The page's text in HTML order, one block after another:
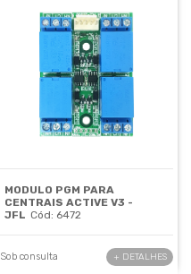
MODULO PGM PARA
CENTRAIS ACTIVE V3 -
JFL Cód: 6472
Sob consulta + DETALHES